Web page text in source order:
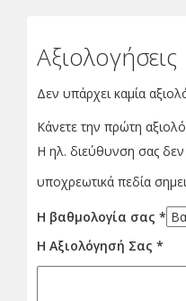
Αξιολογήσεις
Δεν υπάρχει καμία
Κάνετε την πρώτη
Η ηλ. διεύθυνση σας δεν
υποχρεωτικά πεδία
Η βαθμολογία σας *
Η Αξιολόγησή Σας *